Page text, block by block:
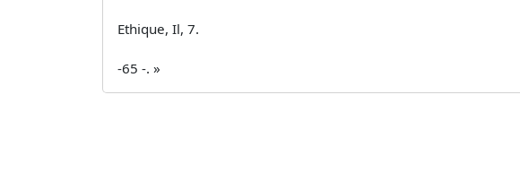
Ethique, Il, 7.
-65 -. »